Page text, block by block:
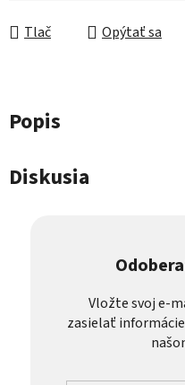
Tlač Opýtať sa
Popis
Diskusia
Vložte svoj e-
zasielať